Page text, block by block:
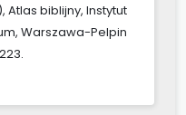
Atlas biblijny, Instytut
Warszawa-Pelpin